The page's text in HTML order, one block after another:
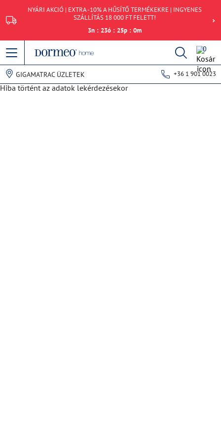
NYÁRI AKCIÓ | EXTRA -10% A HŰSÍTŐ TERMÉKEKRE | INGYENES
SZÁLLÍTÁS 18 000 FT FELETT!
3n : 23ó : 25p : 0m
0
GIGAMATRAC ÜZLETEK +36 1 901 0023
Hiba történt az adatok lekérdezésekor